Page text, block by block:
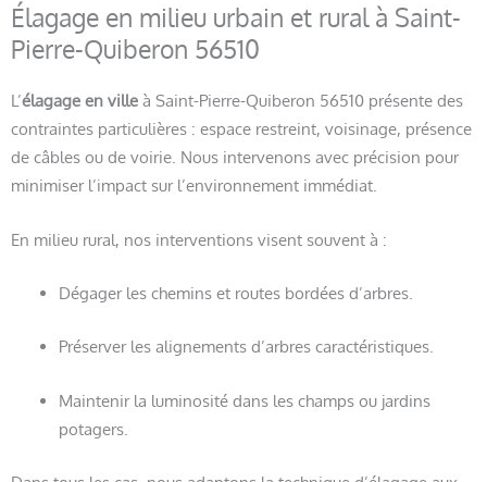
Élagage en milieu urbain et rural à Saint-
Pierre-Quiberon 56510
L’élagage en ville à Saint-Pierre-Quiberon 56510 présente des
contraintes particulières : espace restreint, voisinage, présence
de câbles ou de voirie. Nous intervenons avec précision pour
minimiser l’impact sur l’environnement immédiat.
En milieu rural, nos interventions visent souvent à :
Dégager les chemins et routes bordées d’arbres.
Préserver les alignements d’arbres caractéristiques.
Maintenir la luminosité dans les champs ou jardins
potagers.